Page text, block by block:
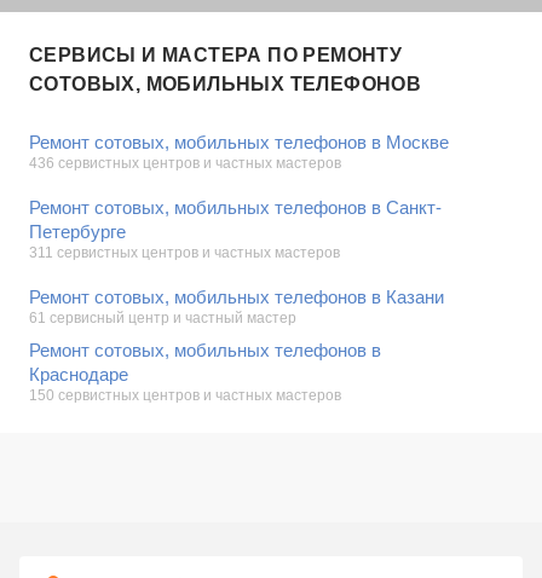
СЕРВИСЫ И МАСТЕРА ПО РЕМОНТУ
СОТОВЫХ, МОБИЛЬНЫХ ТЕЛЕФОНОВ
Ремонт сотовых, мобильных телефонов в Москве
436 сервистных центров и частных мастеров
Ремонт сотовых, мобильных телефонов в Санкт-
Петербурге
311 сервистных центров и частных мастеров
Ремонт сотовых, мобильных телефонов в Казани
61 сервисный центр и частный мастер
Ремонт сотовых, мобильных телефонов в
Краснодаре
150 сервистных центров и частных мастеров